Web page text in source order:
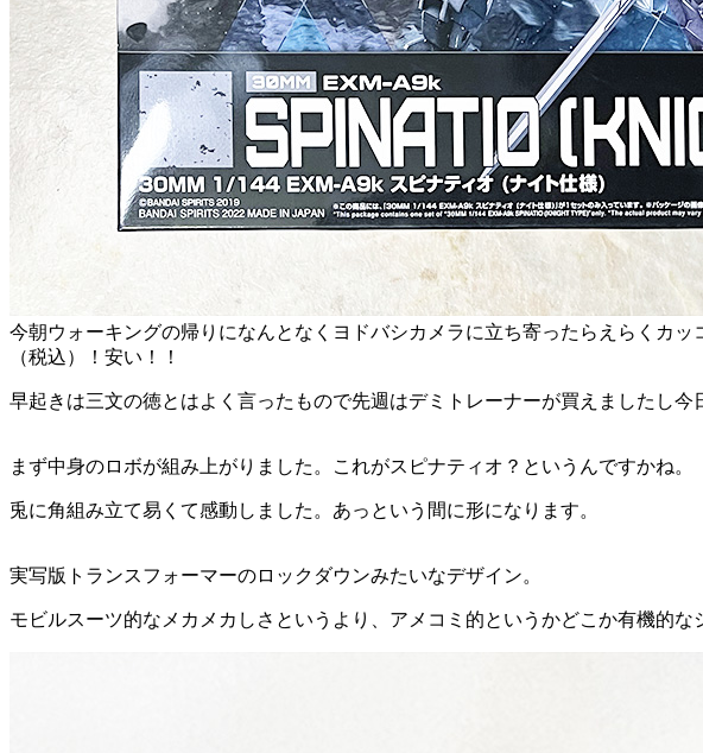
今朝ウォーキングの帰りになんとなくヨドバシカメラに立ち寄ったらえらくカ
（税込）！安い！！
早起きは三文の徳とはよく言ったもので先週はデミトレーナーが買えましたし今
まず中身のロボが組み上がりました。これがスピナティオ？というんですかね。
兎に角組み立て易くて感動しました。あっという間に形になります。
実写版トランスフォーマーのロックダウンみたいなデザイン。
モビルスーツ的なメカメカしさというより、アメコミ的というかどこか有機的な